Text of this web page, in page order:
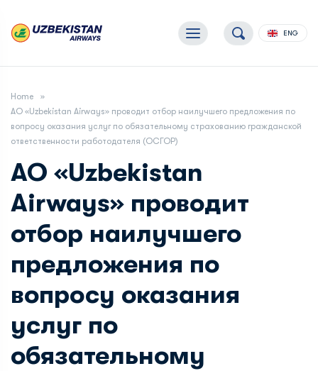
ENG
Home
АО «Uzbekistan Airways» проводит отбор наилучшего предложения по
вопросу оказания услуг по обязательному страхованию гражданской
ответственности работодателя (ОСГОР)
АО «Uzbekistan
Airways» проводит
отбор наилучшего
предложения по
вопросу оказания
услуг по
обязательному